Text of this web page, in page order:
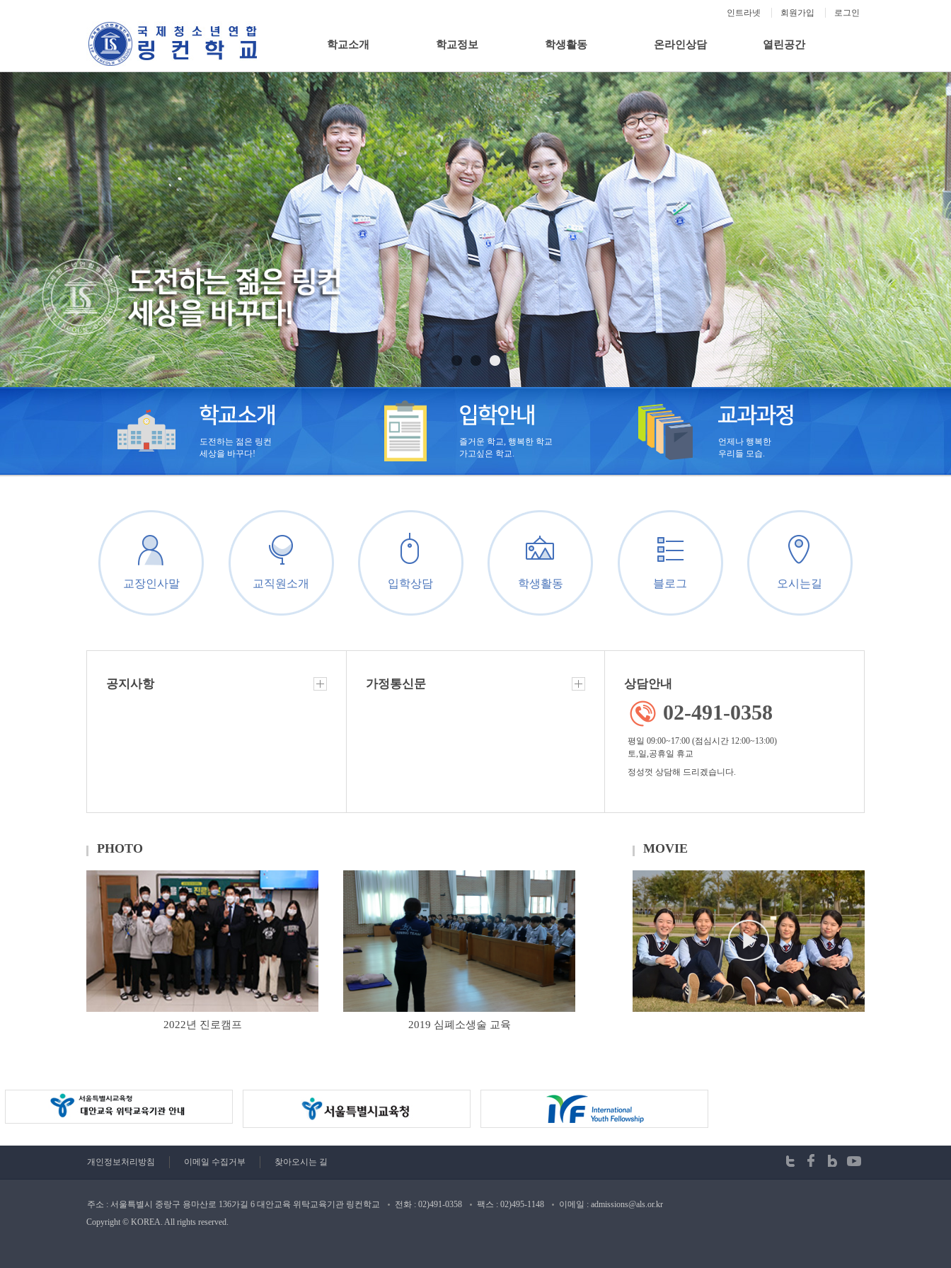
인트라넷 회원가입 로그인
학교소개 학교정보 학생활동 온라인상담 열린공간
도전하는 젊은 링컨
세상을 바꾸다!
즐거운 학교, 행복한 학교
가고싶은 학교.
언제나 행복한
우리들 모습.
교장인사말 교직원소개 입학상담 학생활동 블로그 오시는길
공지사항 가정통신문 상담안내
02-491-0358
평일 09:00~17:00 (점심시간 12:00~13:00)
토,일,공휴일 휴교
정성껏 상담해 드리겠습니다.
PHOTO
2022년 진로캠프 2019 심폐소생술 교육
MOVIE
개인정보처리방침 이메일 수집거부 찾아오시는 길
주소 : 서울특별시 중랑구 용마산로 136가길 6 대안교육 위탁교육기관 링컨학교 전화 : 02)491-0358 팩스 : 02)495-1148
이메일 : admissions@als.or.kr
Copyright © KOREA. All rights reserved.